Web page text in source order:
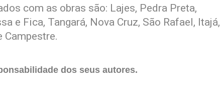
com as obras são: Lajes, Pedra Preta,
e Fica, Tangará, Nova Cruz, São Rafael, Itajá,
Campestre.
dos seus autores.